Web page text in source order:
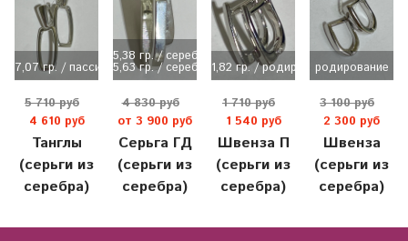
7,07 гр. / пассивирование
5 710 руб
4 610 руб
Танглы
(серьги из
серебра)
5,38 гр. / серебрение
5,63 гр. / серебрение
4 830 руб
от 3 900 руб
Серьга ГД
(серьги из
серебра)
1,82 гр. / родирование
1 710 руб
1 540 руб
Швенза П
(серьги из
серебра)
родирование
3 100 руб
2 300 руб
Швенза
(серьги из
серебра)